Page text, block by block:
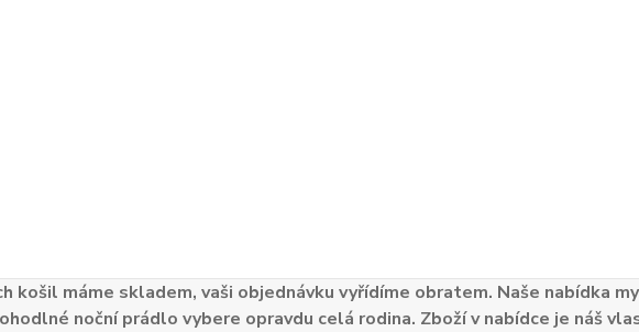
máme skladem, vaši objednávku vyřídíme obratem. Naše nabídka
noční prádlo vybere opravdu celá rodina. Zboží v nabídce je náš